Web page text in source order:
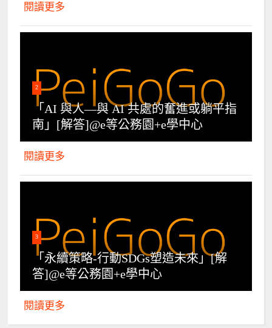
閱讀更多
2
「AI 與人—與 AI 共處的奮進或躺平指
南」[解答]@e等公務園+e學中心
閱讀更多
3
「永續策略-行動SDGs塑造未來」[解
答]@e等公務園+e學中心
閱讀更多